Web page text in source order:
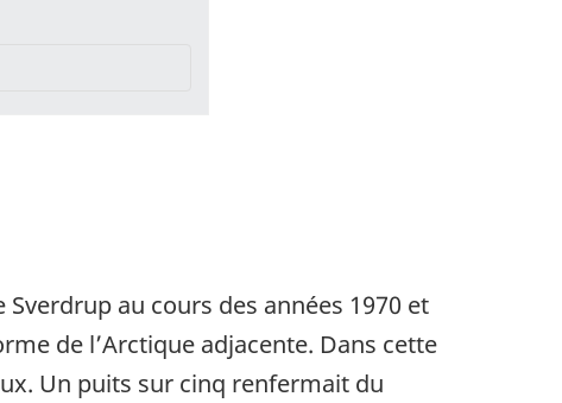
au cours des années 1970 et
de l’Arctique adjacente. Dans cette
Un puits sur cinq renfermait du